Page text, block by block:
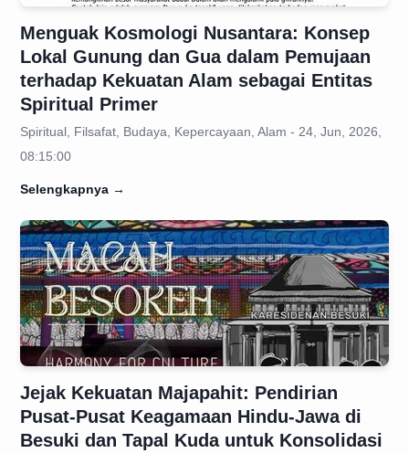
Menguak Kosmologi Nusantara: Konsep
Lokal Gunung dan Gua dalam Pemujaan
terhadap Kekuatan Alam sebagai Entitas
Spiritual Primer
Spiritual, Filsafat, Budaya, Kepercayaan, Alam - 24, Jun, 2026,
08:15:00
Selengkapnya →
Jejak Kekuatan Majapahit: Pendirian
Pusat-Pusat Keagamaan Hindu-Jawa di
Besuki dan Tapal Kuda untuk Konsolidasi